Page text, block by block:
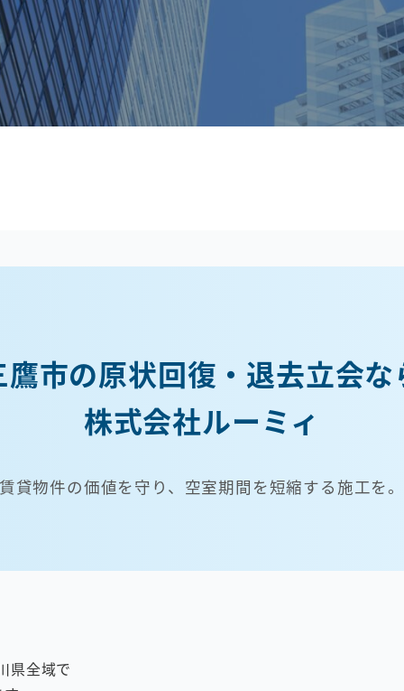
鷹市の原状回復・退去立会な
株式会社ルーミィ
賃貸物件の価値を守り、空室期間を短縮する施工を
県全域で